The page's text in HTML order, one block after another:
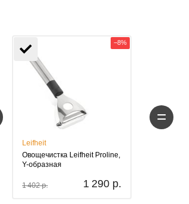
Leifheit
Овощечистка Leifheit Proline,
Y-образная
1 402 р. 1 290 р.
−8%
=